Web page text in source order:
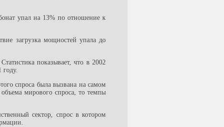
упал на 13% по отношение к
загрузка мощностей упала до
показывает, что в 2002
году.
спроса была вызвана на самом
мирового спроса, то темпы
сектор, спрос в котором